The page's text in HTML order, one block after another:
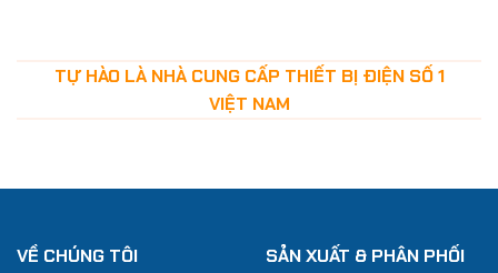
TỰ HÀO LÀ NHÀ CUNG CẤP THIẾT BỊ ĐIỆN SỐ 1
VIỆT NAM
VỀ CHÚNG TÔI SẢN XUẤT & PHÂN PHỐI